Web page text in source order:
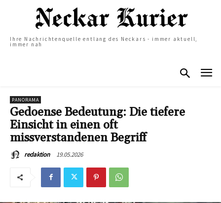
Ihre Nachrichtenquelle entlang des Neckars - immer aktuell,
immer nah
PANORAMA
Gedoense Bedeutung: Die tiefere
Einsicht in einen oft
missverstandenen Begriff
redaktion 19.05.2026